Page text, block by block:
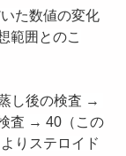
た数値の変化
範囲とのこ
し後の検査 →
査 → 40（この
りステロイド